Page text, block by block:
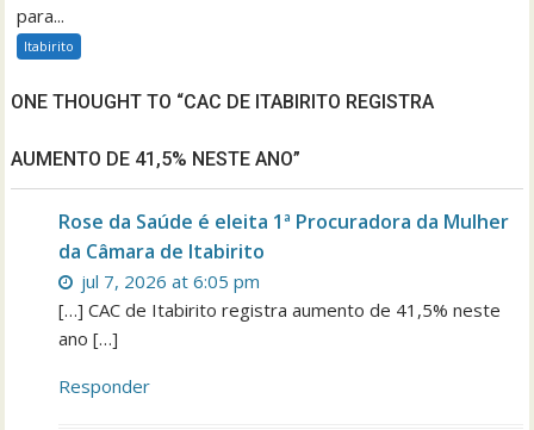
para...
Itabirito
ONE THOUGHT TO “CAC DE ITABIRITO REGISTRA
AUMENTO DE 41,5% NESTE ANO”
Rose da Saúde é eleita 1ª Procuradora da Mulher
da Câmara de Itabirito
jul 7, 2026 at 6:05 pm
[…] CAC de Itabirito registra aumento de 41,5% neste
ano […]
Responder